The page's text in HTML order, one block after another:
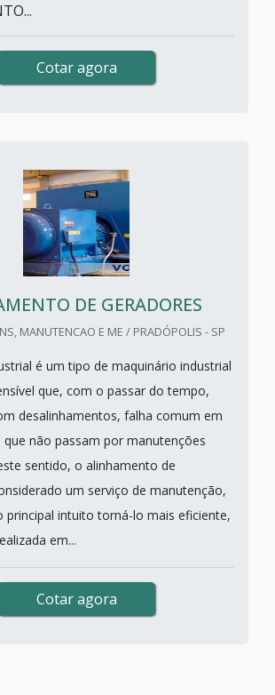
Cotar agora
DE GERADORES
MANUTENCAO E ME / PRADÓPOLIS - SP
é um tipo de maquinário industrial
que, com o passar do tempo,
desalinhamentos, falha comum em
não passam por manutenções
sentido, o alinhamento de
um serviço de manutenção,
principal intuito torná-lo mais eficiente,
em...
Cotar agora